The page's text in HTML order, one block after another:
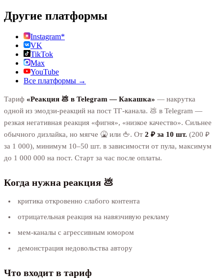
Другие платформы
Instagram*
VK
TikTok
Max
YouTube
Все платформы →
Тариф «Реакция 💩 в Telegram — Какашка» — накрутка
одной из эмодзи-реакций на пост ТГ-канала. 💩 в Telegram —
резкая негативная реакция «фигня», «низкое качество». Сильнее
обычного дизлайка, но мягче 🤮 или 🖕. От 2 ₽ за 10 шт. (200 ₽
за 1 000), минимум 10–50 шт. в зависимости от пула, максимум
до 1 000 000 на пост. Старт за час после оплаты.
Когда нужна реакция 💩
критика откровенно слабого контента
отрицательная реакция на навязчивую рекламу
мем-каналы с агрессивным юмором
демонстрация недовольства автору
Что входит в тариф